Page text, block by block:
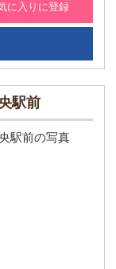
に入りに登録
駅前